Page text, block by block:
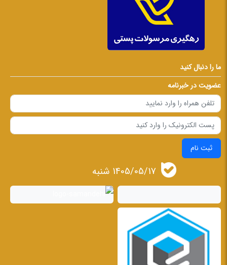
ما را دنبال کنید
عضویت در خبرنامه
ثبت نام
1405/05/17 شنبه